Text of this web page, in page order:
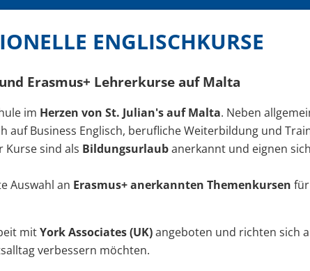
ENGLISCHKURSE
Erasmus+ Lehrerkurse auf Malta
im Herzen von St. Julian's auf Malta. Neben
auf Business Englisch, berufliche Weiterbildung und
Kurse sind als Bildungsurlaubanerkannt und eignen
Auswahl an Erasmus+ anerkannten Themenkursen
mitYork Associates (UK)angeboten und richten sich
verbessern möchten.